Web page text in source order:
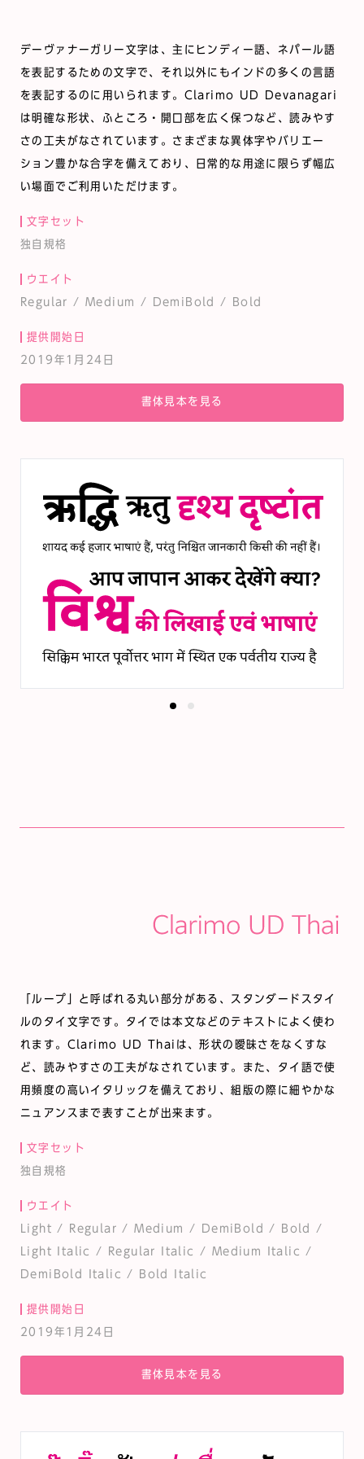
デーヴァナーガリー文字は、主にヒンディー語、ネパール語
を表記するための文字で、それ以外にもインドの多くの言語
を表記するのに用いられます。Clarimo UD Devanagari
は明確な形状、ふところ・開口部を広く保つなど、読みやす
さの工夫がなされています。さまざまな異体字やバリエー
ション豊かな合字を備えており、日常的な用途に限らず幅広
い場面でご利用いただけます。
文字セット
独自規格
ウエイト
Regular / Medium / DemiBold / Bold
提供開始日
2019年1月24日
書体見本を見る
「ループ」と呼ばれる丸い部分がある、スタンダードスタイ
ルのタイ文字です。タイでは本文などのテキストによく使わ
れます。Clarimo UD Thaiは、形状の曖昧さをなくすな
ど、読みやすさの工夫がなされています。また、タイ語で使
用頻度の高いイタリックを備えており、組版の際に細やかな
ニュアンスまで表すことが出来ます。
文字セット
独自規格
ウエイト
Light / Regular / Medium / DemiBold / Bold /
Light Italic / Regular Italic / Medium Italic /
DemiBold Italic / Bold Italic
提供開始日
2019年1月24日
書体見本を見る